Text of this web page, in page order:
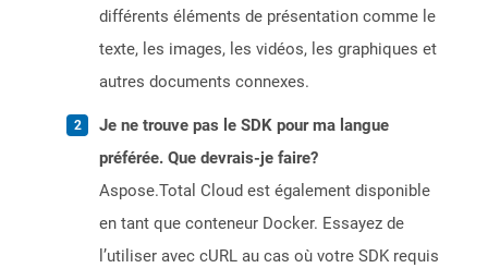
différents éléments de présentation comme le
texte, les images, les vidéos, les graphiques et
autres documents connexes.
Je ne trouve pas le SDK pour ma langue
préférée. Que devrais-je faire?
Aspose.Total Cloud est également disponible
en tant que conteneur Docker. Essayez de
l’utiliser avec cURL au cas où votre SDK requis